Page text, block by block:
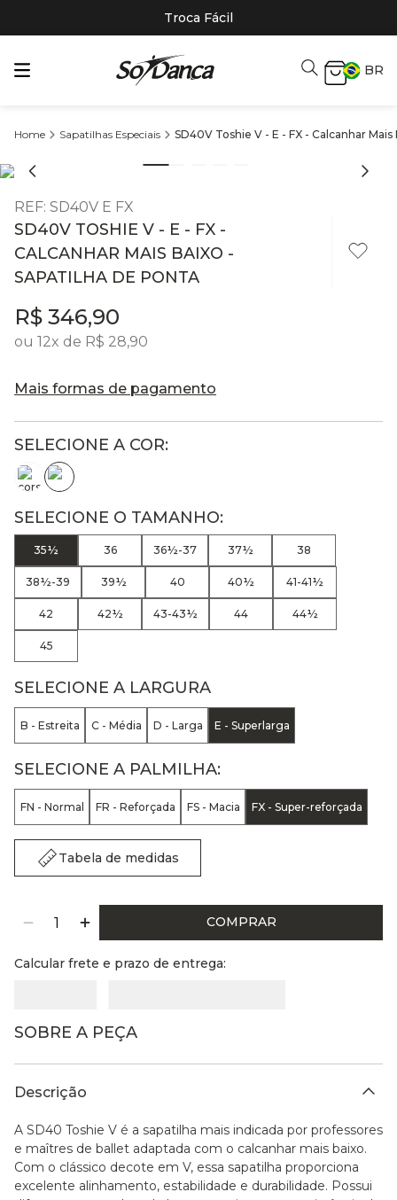
Troca Fácil
BR
Sapatilhas Especiais SD40V Toshie V - E - FX - Calcanhar
REF: SD40V E FX
SD40V TOSHIE V - E - FX -
CALCANHAR MAIS BAIXO -
SAPATILHA DE PONTA
R$ 346,90
ou 12x de R$ 28,90
Mais formas de pagamento
35½ 36 36½-37 37½ 38
38½-39 39½ 40 40½ 41-41½
42 42½ 43-43½ 44 44½
45
SELECIONE A LARGURA
B - Estreita C - Média D - Larga E - Superlarga
SELECIONE A PALMILHA:
FN - Normal FR - Reforçada FS - Macia FX - Super-reforçada
Tabela de medidas
COMPRAR
Calcular frete e prazo de entrega:
SOBRE A PEÇA
Descrição
A SD40 Toshie V é a sapatilha mais indicada por professores
e maîtres de ballet adaptada com o calcanhar mais baixo.
Com o clássico decote em V, essa sapatilha proporciona
excelente alinhamento, estabilidade e durabilidade. Possui